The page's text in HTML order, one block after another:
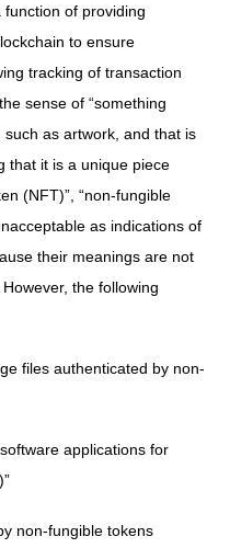
function of providing
to ensure
tracking of transaction
sense of “something
as artwork, and that is
that it is a unique piece
(NFT)”, “non-fungible
as indications of
their meanings are not
the following
files authenticated by non-
applications for
non-fungible tokens